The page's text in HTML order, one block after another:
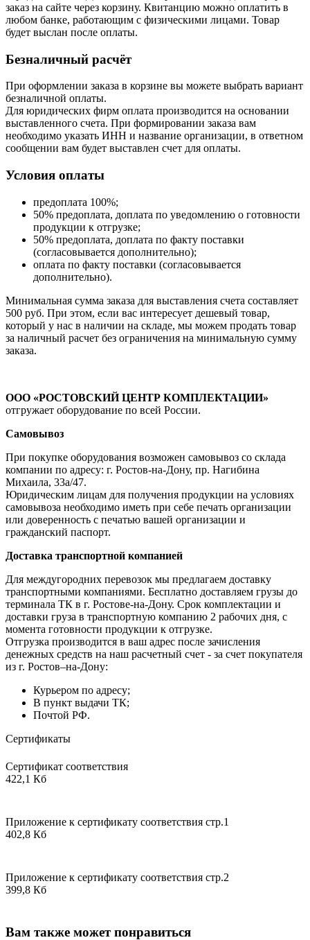
заказ на сайте через корзину. Квитанцию можно оплатить в
любом банке, работающим с физическими лицами. Товар
будет выслан после оплаты.
Безналичный расчёт
При оформлении заказа в корзине вы можете выбрать вариант
безналичной оплаты.
Для юридических фирм оплата производится на основании
выставленного счета. При формировании заказа вам
необходимо указать ИНН и название организации, в ответном
сообщении вам будет выставлен счет для оплаты.
Условия оплаты
предоплата 100%;
50% предоплата, доплата по уведомлению о готовности
продукции к отгрузке;
50% предоплата, доплата по факту поставки
(согласовывается дополнительно);
оплата по факту поставки (согласовывается
дополнительно).
Минимальная сумма заказа для выставления счета составляет
500 руб. При этом, если вас интересует дешевый товар,
который у нас в наличии на складе, мы можем продать товар
за наличный расчет без ограничения на минимальную сумму
заказа.
ООО «РОСТОВСКИЙ ЦЕНТР КОМПЛЕКТАЦИИ»
отгружает оборудование по всей России.
Самовывоз
При покупке оборудования возможен самовывоз со склада
компании по адресу: г. Ростов-на-Дону, пр. Нагибина
Михаила, 33а/47.
Юридическим лицам для получения продукции на условиях
самовывоза необходимо иметь при себе печать организации
или доверенность с печатью вашей организации и
гражданский паспорт.
Доставка транспортной компанией
Для междугородних перевозок мы предлагаем доставку
транспортными компаниями. Бесплатно доставляем грузы до
терминала ТК в г. Ростове-на-Дону. Срок комплектации и
доставки груза в транспортную компанию 2 рабочих дня, с
момента готовности продукции к отгрузке.
Отгрузка производится в ваш адрес после зачисления
денежных средств на наш расчетный счет - за счет покупателя
из г. Ростов–на-Дону:
Курьером по адресу;
В пункт выдачи ТК;
Почтой РФ.
Сертификаты
Сертификат соответствия
422,1 Кб
Приложение к сертификату соответствия стр.1
402,8 Кб
Приложение к сертификату соответствия стр.2
399,8 Кб
Вам также может понравиться